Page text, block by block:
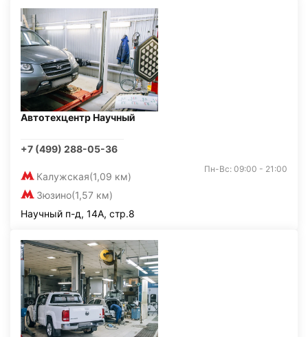
Автотехцентр Научный
+7 (499) 288-05-36
Калужская(1,09 км)
Зюзино(1,57 км)
Пн-Вс: 09:00 - 21:00
Научный п-д, 14А, стр.8